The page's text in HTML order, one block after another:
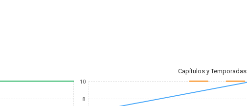
Capítulos y Temporadas
10
8